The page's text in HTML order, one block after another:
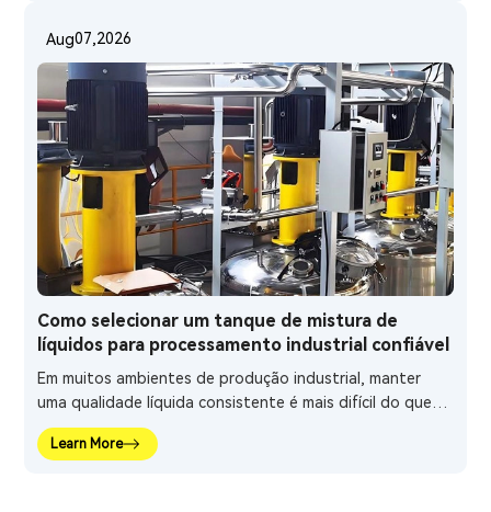
de productie betrekking heeft op vloeistoffen met een
hoge viscositeit, meerdere componenten of
temperatuurgevoelige materialen.
Aug07,2026
Como selecionar um tanque de mistura de
líquidos para processamento industrial confiável
Em muitos ambientes de produção industrial, manter
uma qualidade líquida consistente é mais difícil do que
simplesmente combinar diversas matérias-primas. Os
métodos tradicionais de mistura manual muitas vezes
Learn More